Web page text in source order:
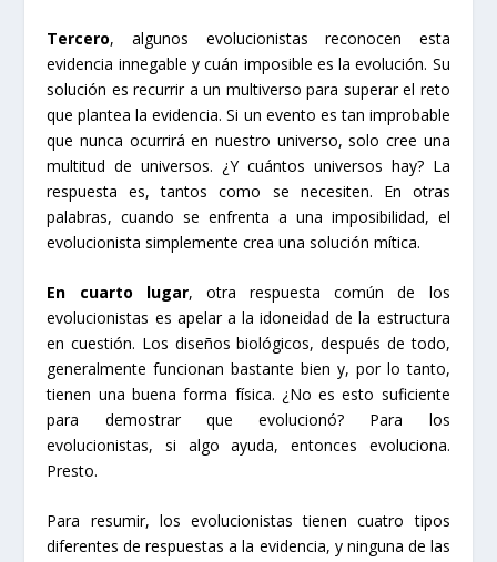
Tercero, algunos evolucionistas reconocen esta
evidencia innegable y cuán imposible es la evolución. Su
solución es recurrir a un multiverso para superar el reto
que plantea la evidencia. Si un evento es tan improbable
que nunca ocurrirá en nuestro universo, solo cree una
multitud de universos. ¿Y cuántos universos hay? La
respuesta es, tantos como se necesiten. En otras
palabras, cuando se enfrenta a una imposibilidad, el
evolucionista simplemente crea una solución mítica.
En cuarto lugar, otra respuesta común de los
evolucionistas es apelar a la idoneidad de la estructura
en cuestión. Los diseños biológicos, después de todo,
generalmente funcionan bastante bien y, por lo tanto,
tienen una buena forma física. ¿No es esto suficiente
para demostrar que evolucionó? Para los
evolucionistas, si algo ayuda, entonces evoluciona.
Presto.
Para resumir, los evolucionistas tienen cuatro tipos
diferentes de respuestas a la evidencia, y ninguna de las